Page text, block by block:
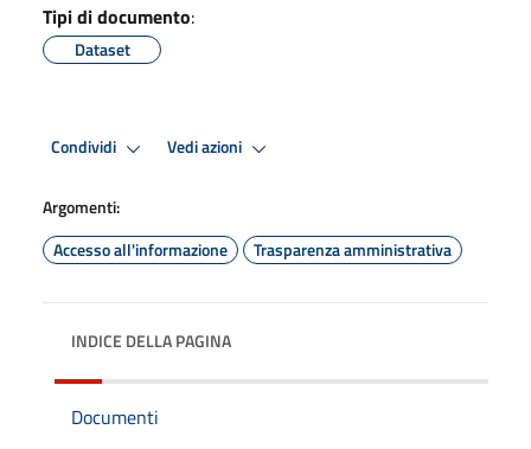
Tipi di documento:
Dataset
Condividi Vedi azioni
Argomenti:
Accesso all'informazione
Trasparenza amministrativa
INDICE DELLA PAGINA
Documenti